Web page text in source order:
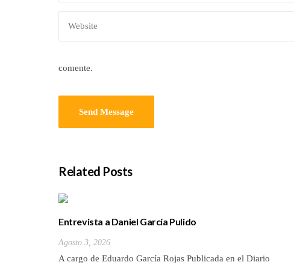
comente.
Related Posts
Entrevista a Daniel García Pulido
Agosto 3, 2026
A cargo de Eduardo García Rojas Publicada en el Diario